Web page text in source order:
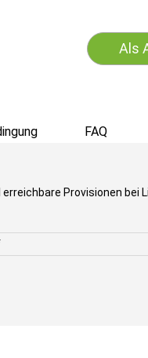
Als
FAQ
Provisionen bei